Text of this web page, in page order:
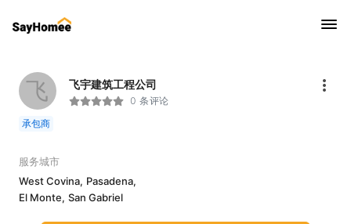
飞 飞宇建筑工程公司
0 条评论
承包商
服务城市
West Covina, Pasadena,
El Monte, San Gabriel